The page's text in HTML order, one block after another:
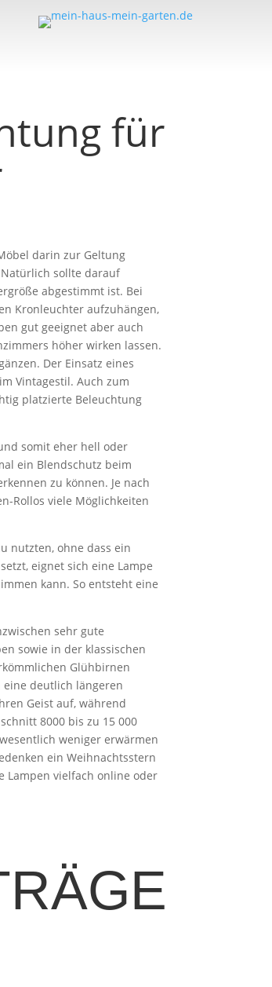
für
darin zur Geltung
sollte darauf
abgestimmt ist. Bei
Kronleuchter aufzuhängen,
gut geeignet aber auch
höher wirken lassen.
Der Einsatz eines
Vintagestil. Auch zum
platzierte Beleuchtung
somit eher hell oder
ein Blendschutz beim
zu können. Je nach
Rollos viele Möglichkeiten
nutzten, ohne dass ein
eignet sich eine Lampe
kann. So entsteht eine
sehr gute
sowie in der klassischen
Glühbirnen
deutlich längeren
Geist auf, während
8000 bis zu 15 000
weniger erwärmen
ein Weihnachtsstern
Lampen vielfach online oder